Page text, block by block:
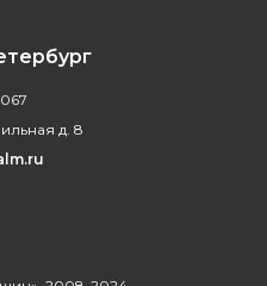
д. 8